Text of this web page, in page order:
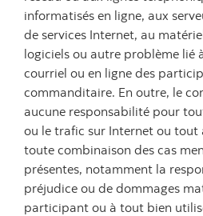
informatisés en ligne, aux
de services Internet, au
logiciels ou autre problème lié
courriel ou en ligne des
commanditaire. En outre, le
aucune responsabilité pour
ou le trafic sur Internet ou tout
toute combinaison des cas
présentes, notamment la
préjudice ou de dommages
participant ou à tout bien